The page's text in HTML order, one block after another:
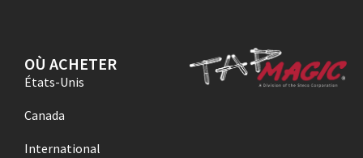
OÙ ACHETER
États-Unis
Canada
International